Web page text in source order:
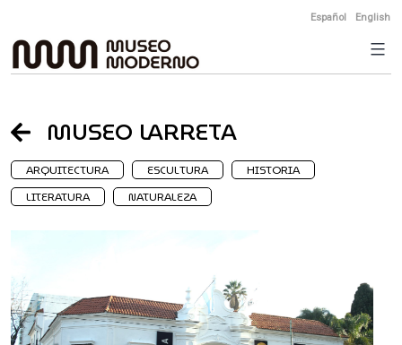
to
content
Español English
MUSEO LARRETA
ARQUITECTURA ESCULTURA
HISTORIA
LITERATURA
NATURALEZA